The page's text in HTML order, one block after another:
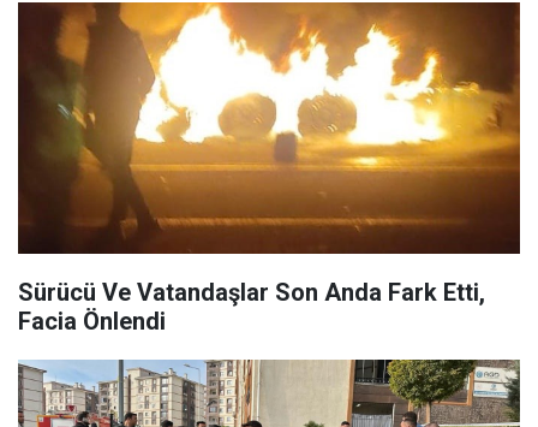
Sürücü Ve Vatandaşlar Son Anda Fark Etti,
Facia Önlendi